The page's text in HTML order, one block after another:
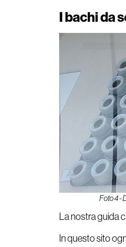
I bachi da
Foto 4 -
La nostra guida
In questo sito